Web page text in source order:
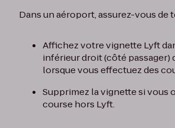
Dans un aéroport, assurez-vous de
Affichez votre vignette Lyft
inférieur droit (côté passager)
lorsque vous effectuez des
Supprimez la vignette si vous
course hors Lyft.